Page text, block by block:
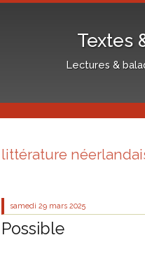
Textes
Lectures &
littérature
samedi 29 mars 2025
Possible